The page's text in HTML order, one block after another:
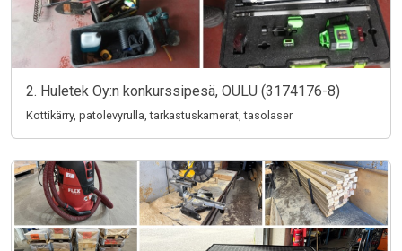
2. Huletek Oy:n konkurssipesä, OULU (3174176-8)
Kottikärry, patolevyrulla, tarkastuskamerat, tasolaser